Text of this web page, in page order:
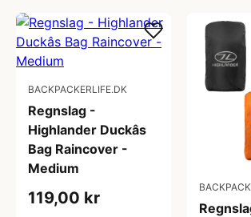
BACKPACKERLIFE.DK
Regnslag -
Highlander Duckâs
Bag Raincover -
Medium
119,00 kr